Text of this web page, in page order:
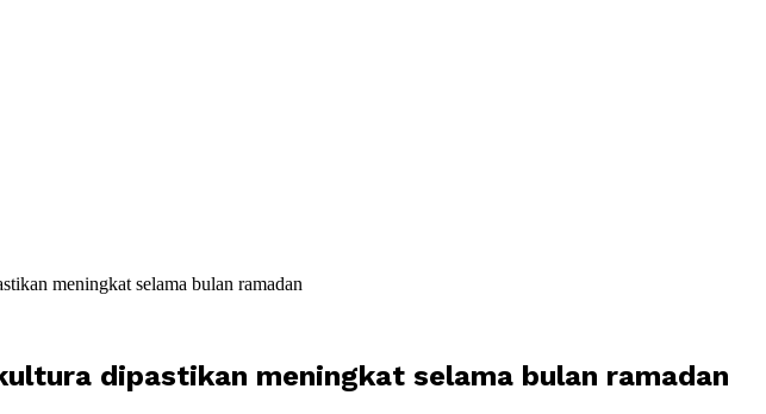
meningkat selama bulan ramadan
dipastikan meningkat selama bulan ramadan